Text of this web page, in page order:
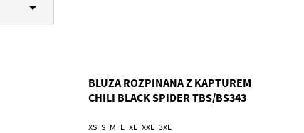
BLUZA ROZPINANA Z KAPTUREM
CHILI BLACK SPIDER TBS/BS343
XS S M L XL XXL 3XL